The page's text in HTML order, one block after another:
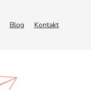
Blog Kontakt